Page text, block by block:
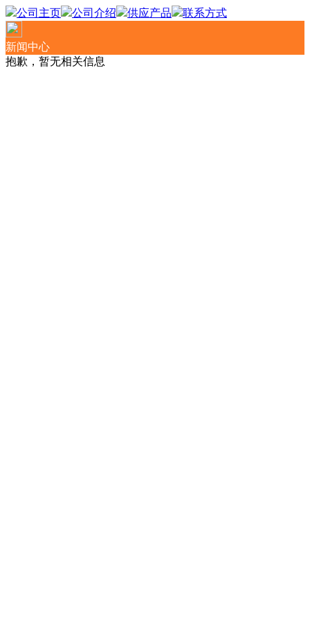
公司主页 公司介绍 供应产品 联系方式
新闻中心
抱歉，暂无相关信息